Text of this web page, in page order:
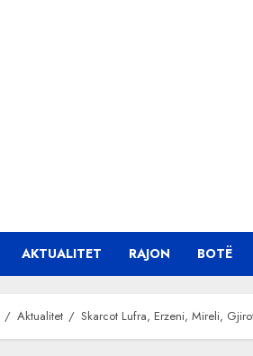
AKTUALITET RAJON BOTË
Aktualitet Skarcot Lufra, Erzeni, Mireli,